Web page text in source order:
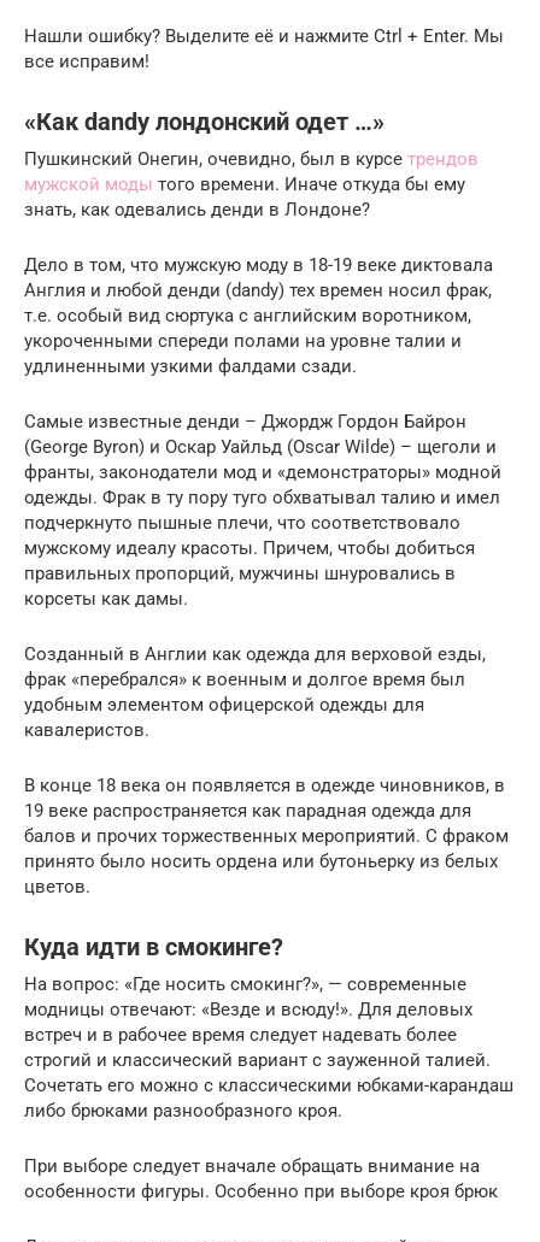
Нашли ошибку? Выделите её и нажмите Ctrl + Enter. Мы
все исправим!
«Как dandy лондонский одет …»
Пушкинский Онегин, очевидно, был в курсе трендов
мужской моды того времени. Иначе откуда бы ему
знать, как одевались денди в Лондоне?
Дело в том, что мужскую моду в 18-19 веке диктовала
Англия и любой денди (dandy) тех времен носил фрак,
т.е. особый вид сюртука с английским воротником,
укороченными спереди полами на уровне талии и
удлиненными узкими фалдами сзади.
Самые известные денди – Джордж Гордон Байрон
(George Byron) и Оскар Уайльд (Oscar Wilde) – щеголи и
франты, законодатели мод и «демонстраторы» модной
одежды. Фрак в ту пору туго обхватывал талию и имел
подчеркнуто пышные плечи, что соответствовало
мужскому идеалу красоты. Причем, чтобы добиться
правильных пропорций, мужчины шнуровались в
корсеты как дамы.
Созданный в Англии как одежда для верховой езды,
фрак «перебрался» к военным и долгое время был
удобным элементом офицерской одежды для
кавалеристов.
В конце 18 века он появляется в одежде чиновников, в
19 веке распространяется как парадная одежда для
балов и прочих торжественных мероприятий. С фраком
принято было носить ордена или бутоньерку из белых
цветов.
Куда идти в смокинге?
На вопрос: «Где носить смокинг?», — современные
модницы отвечают: «Везде и всюду!». Для деловых
встреч и в рабочее время следует надевать более
строгий и классический вариант с зауженной талией.
Сочетать его можно с классическими юбками-карандаш
либо брюками разнообразного кроя.
При выборе следует вначале обращать внимание на
особенности фигуры. Особенно при выборе кроя брюк